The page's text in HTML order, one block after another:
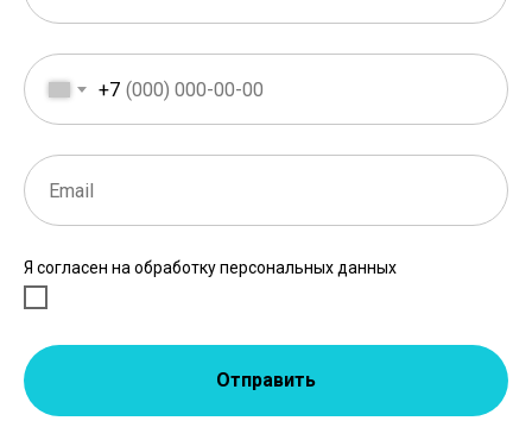
+7
Я согласен на обработку персональных данных
Отправить